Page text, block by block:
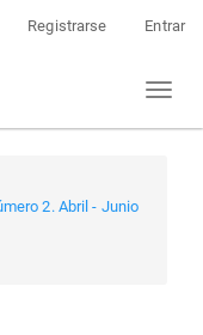
Registrarse Entrar
Toggle
2. Abril - Junio